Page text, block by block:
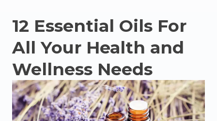
12 Essential Oils For
All Your Health and
Wellness Needs